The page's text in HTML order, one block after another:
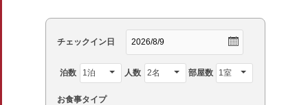
チェックイン日
泊数 人数 部屋数
お食事タイプ